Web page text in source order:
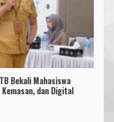
Bekali Mahasiswa
dan Digital